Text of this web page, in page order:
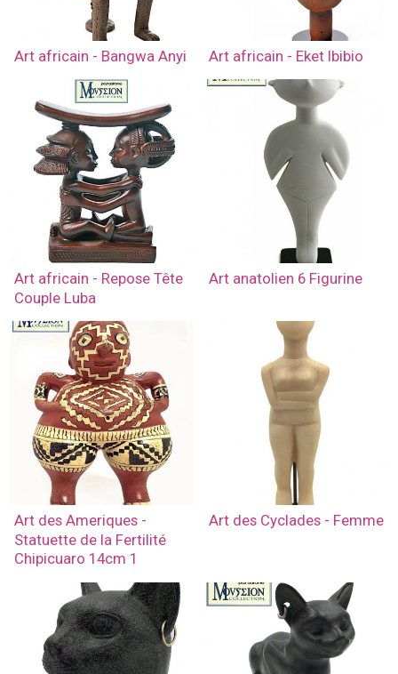
Art africain - Bangwa Anyi Art africain - Eket Ibibio
Art africain - Repose Tête
Couple Luba
Art anatolien 6 Figurine
Art des Ameriques -
Statuette de la Fertilité
Chipicuaro 14cm 1
Art des Cyclades - Femme